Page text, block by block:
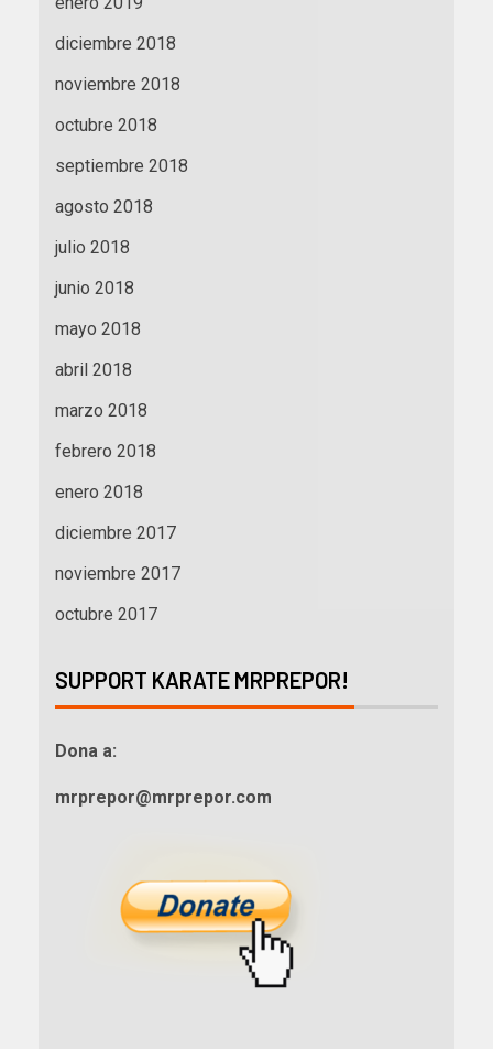
diciembre 2018
noviembre 2018
octubre 2018
septiembre 2018
agosto 2018
julio 2018
junio 2018
mayo 2018
abril 2018
marzo 2018
febrero 2018
enero 2018
diciembre 2017
noviembre 2017
octubre 2017
SUPPORT KARATE MRPREPOR!
Dona a:
mrprepor@mrprepor.com